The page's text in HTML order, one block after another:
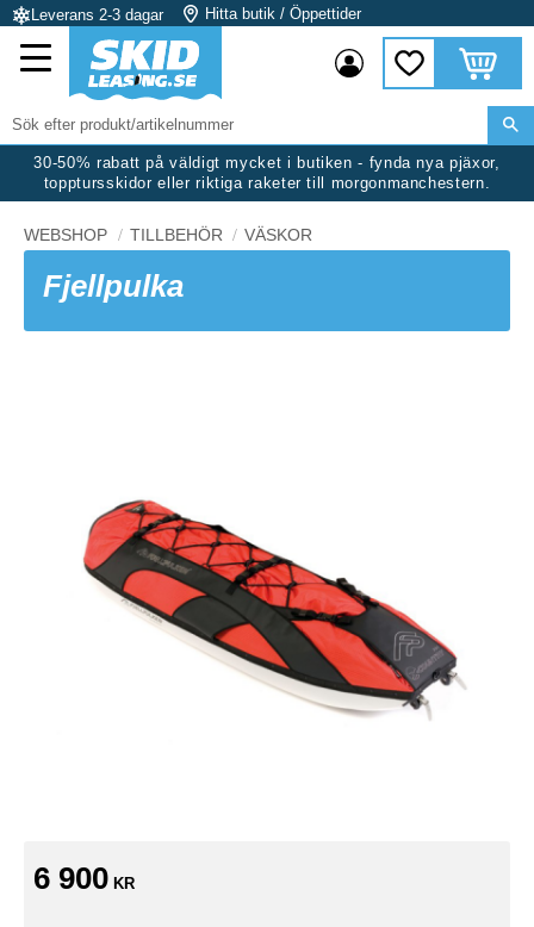
Meny
Leverans 2-3 dagar Hitta butik / Öppettider
Favoriter
Kundvagn
30-50% rabatt på väldigt mycket i butiken - fynda nya pjäxor,
topptursskidor eller riktiga raketer till morgonmanchestern.
WEBSHOP TILLBEHÖR VÄSKOR
Fjellpulka
6 900 KR